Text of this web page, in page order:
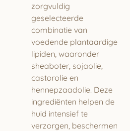
zorgvuldig
geselecteerde
combinatie van
voedende plantaardige
lipiden, waaronder
sheaboter, sojaolie,
castorolie en
hennepzaadolie. Deze
ingrediënten helpen de
huid intensief te
verzorgen, beschermen